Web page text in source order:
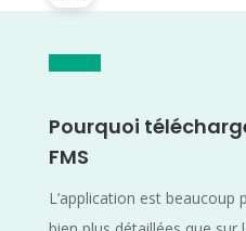
Pourquoi
FMS
L’application est beaucoup